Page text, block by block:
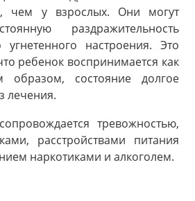
чем у взрослых. Они могут
раздражительность
настроения. Это
ребенок воспринимается как
образом, состояние долгое
лечения.
тревожностью,
расстройствами питания
наркотиками и алкоголем.